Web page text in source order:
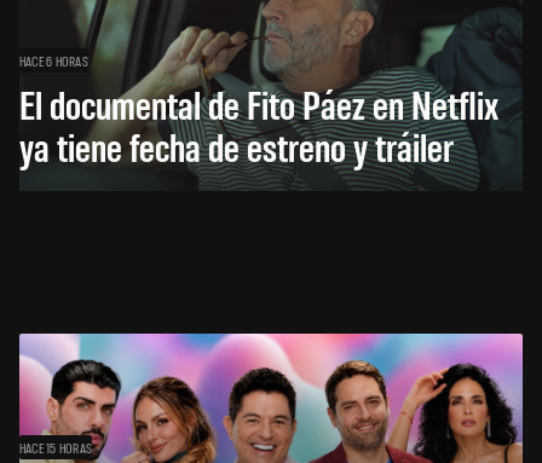
HACE 6 HORAS
El documental de Fito Páez en Netflix
ya tiene fecha de estreno y tráiler
HACE 15 HORAS